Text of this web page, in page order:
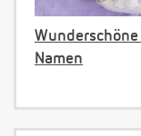
Namen